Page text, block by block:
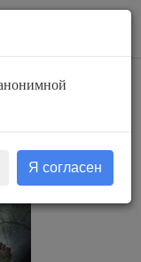
Я согласен